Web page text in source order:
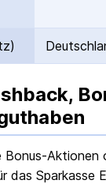
Bonus-Aktionen
das Sparkasse